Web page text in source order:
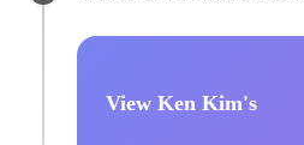
View Ken Kim's